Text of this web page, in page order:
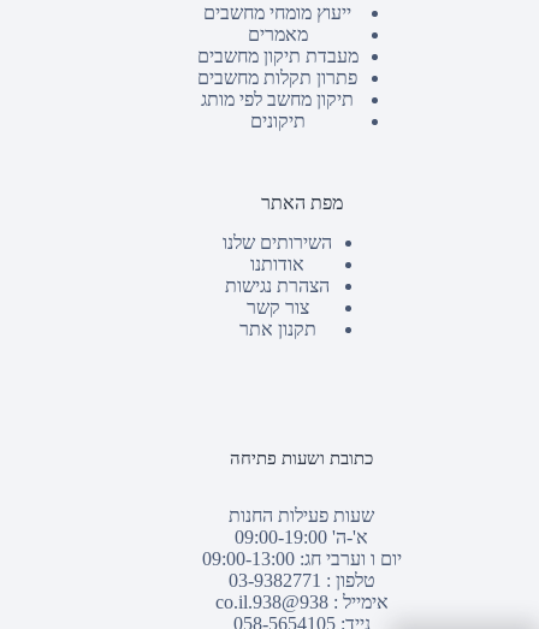
ייעוץ מומחי מחשבים
מאמרים
מעבדת תיקון מחשבים
פתרון תקלות מחשבים
תיקון מחשב לפי מותג
תיקונים
מפת האתר
השירותים שלנו
אודותנו
הצהרת נגישות
צור קשר
תקנון אתר
כתובת ושעות פתיחה
שעות פעילות החנות
א'-ה' 09:00-19:00
יום ו וערבי חג: 09:00-13:00
טלפון : 03-9382771
אימייל :938@938.co.il
נייד: 058-5654105